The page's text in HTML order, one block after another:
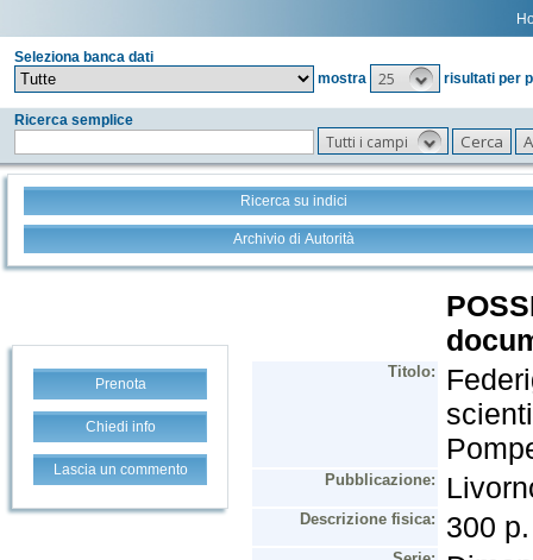
Seleziona banca dati
mostra
25 risultati per
Ricerca semplice
Tutti i campi
Ricerca su indici
Archivio di Autorità
Prenota
Chiedi info
Lascia un commento